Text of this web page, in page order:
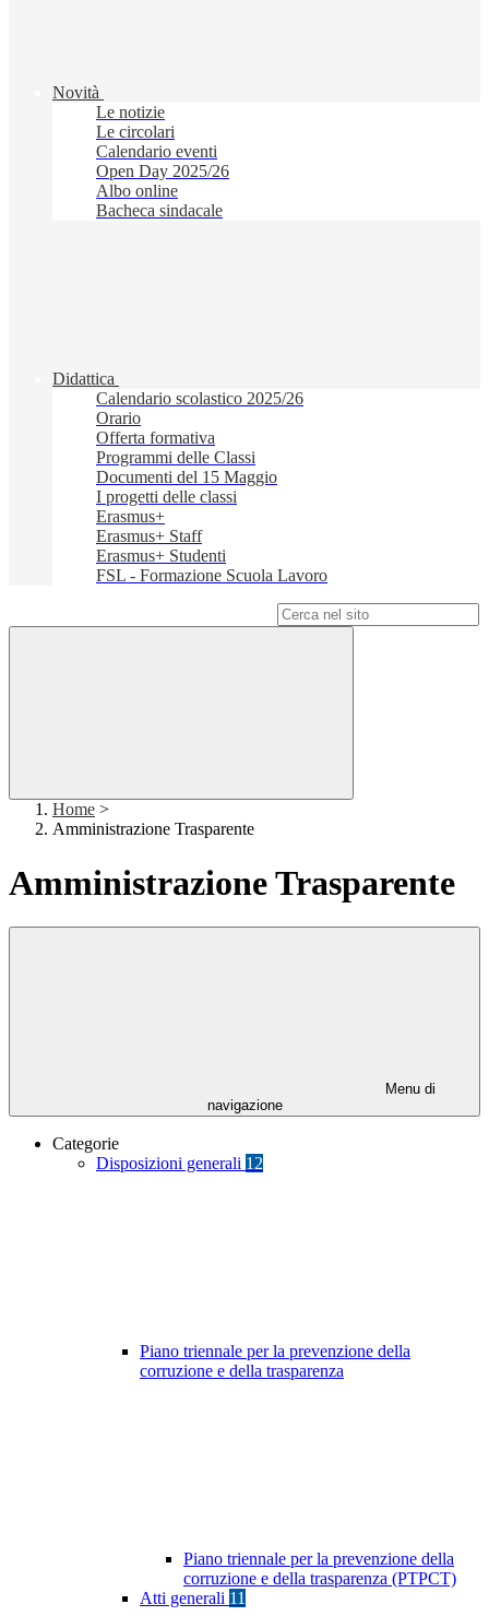
Novità
Le notizie
Le circolari
Calendario eventi
Open Day 2025/26
Albo online
Bacheca sindacale
Didattica
Calendario scolastico 2025/26
Orario
Offerta formativa
Programmi delle Classi
Documenti del 15 Maggio
I progetti delle classi
Erasmus+
Erasmus+ Staff
Erasmus+ Studenti
FSL - Formazione Scuola Lavoro
Home >
Amministrazione Trasparente
Amministrazione Trasparente
Menu di
navigazione
Categorie
Disposizioni generali 12
Piano triennale per la prevenzione della
corruzione e della trasparenza
Piano triennale per la prevenzione della
corruzione e della trasparenza (PTPCT)
Atti generali 11